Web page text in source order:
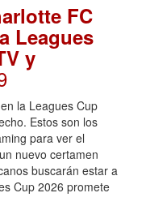
FC
Leagues
y
la Leagues Cup
Estos son los
para ver el
nuevo certamen
buscarán estar a
Cup 2026 promete